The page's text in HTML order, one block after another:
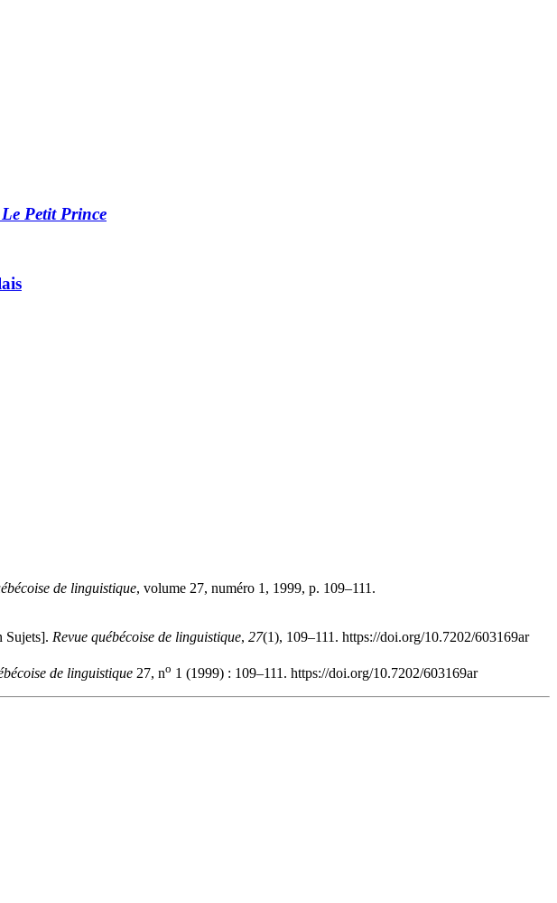
Le Petit Prince
de linguistique, volume 27, numéro 1, 1999, p. 109–111.
Sujets]. Revue québécoise de linguistique, 27(1), 109–111. https://doi.org/10.7202/603169ar
de linguistique 27, no 1 (1999) : 109–111. https://doi.org/10.7202/603169ar